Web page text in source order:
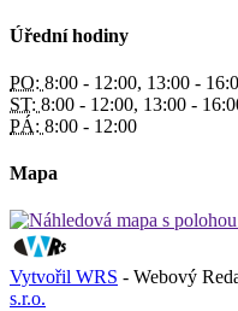
Úřední hodiny
PO: 8:00 - 12:00, 13:00 -
ST: 8:00 - 12:00, 13:00 -
PÁ: 8:00 - 12:00
Mapa
Vytvořil WRS - Webový
s.r.o.